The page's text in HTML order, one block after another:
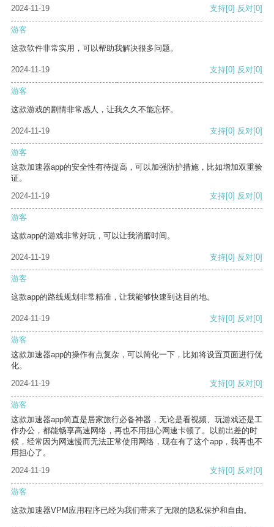
2024-11-19
支持[0] 反对[0]
游客
这款软件非常实用，可以帮助我解决很多问题。
2024-11-19 支持[0] 反对[0]
游客
这款游戏的剧情非常感人，让我久久不能忘怀。
2024-11-19 支持[0] 反对[0]
游客
这款加速器app的安全性有待提高，可以加强防护措施，比如增加双重验
证。
2024-11-19
支持[0] 反对[0]
游客
这款app的游戏非常好玩，可以让我消磨时间。
2024-11-19 支持[0] 反对[0]
游客
这款app的路线规划非常精准，让我能够快速到达目的地。
2024-11-19 支持[0] 反对[0]
游客
这款加速器app的操作有点复杂，可以简化一下，比如将设置页面进行优
化。
2024-11-19
支持[0] 反对[0]
游客
这款加速器app简直是居家旅行必备神器，无论是看视频、玩游戏还是工
作办公，都能畅享高速网络，再也不用担心网速卡顿了。以前出差的时
候，经常因为网速慢而无法正常使用网络，现在有了这个app，我再也不
用担心了。
2024-11-19
支持[0] 反对[0]
游客
这款加速器VPM应用程序已经为我们带来了无限的隐私保护和自由。